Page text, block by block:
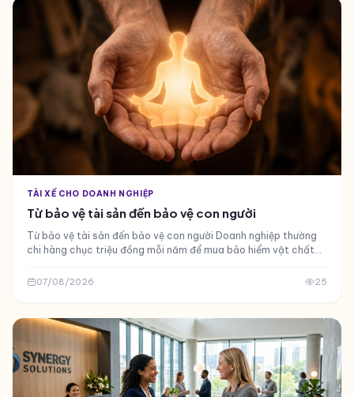
TÀI XẾ CHO DOANH NGHIỆP
Từ bảo vệ tài sản đến bảo vệ con người
Từ bảo vệ tài sản đến bảo vệ con người Doanh nghiệp thường
chi hàng chục triệu đồng mỗi năm để mua bảo hiểm vật chất
07/08/2026 25